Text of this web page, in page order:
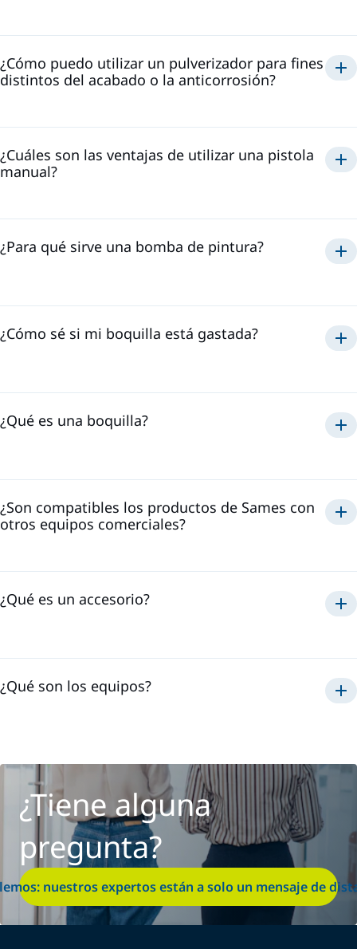
¿Cómo puedo utilizar un pulverizador para fines
distintos del acabado o la anticorrosión?
¿Cuáles son las ventajas de utilizar una pistola
manual?
¿Para qué sirve una bomba de pintura?
¿Cómo sé si mi boquilla está gastada?
¿Qué es una boquilla?
¿Son compatibles los productos de Sames con
otros equipos comerciales?
¿Qué es un accesorio?
¿Qué son los equipos?
¿Tiene alguna
pregunta?
nuestros expertos están a solo un mensaje de